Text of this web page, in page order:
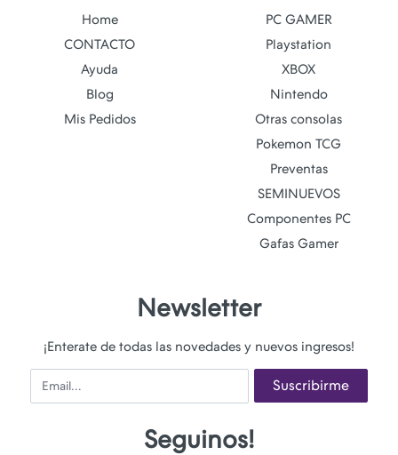
Home
CONTACTO
Ayuda
Blog
Mis Pedidos
PC GAMER
Playstation
XBOX
Nintendo
Otras consolas
Pokemon TCG
Preventas
SEMINUEVOS
Componentes PC
Gafas Gamer
Newsletter
¡Enterate de todas las novedades y nuevos ingresos!
Email Suscribirme
Seguinos!